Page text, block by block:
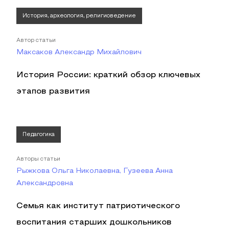
История, археология, религиоведение
Автор статьи
Максаков Александр Михайлович
История России: краткий обзор ключевых
этапов развития
Педагогика
Авторы статьи
Рыжкова Ольга Николаевна, Гузеева Анна
Александровна
Семья как институт патриотического
воспитания старших дошкольников